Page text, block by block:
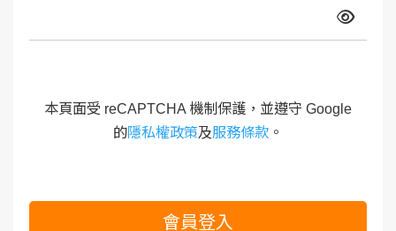
本頁面受 reCAPTCHA 機制保護，並遵守 Google
的隱私權政策及服務條款 。
會員登入